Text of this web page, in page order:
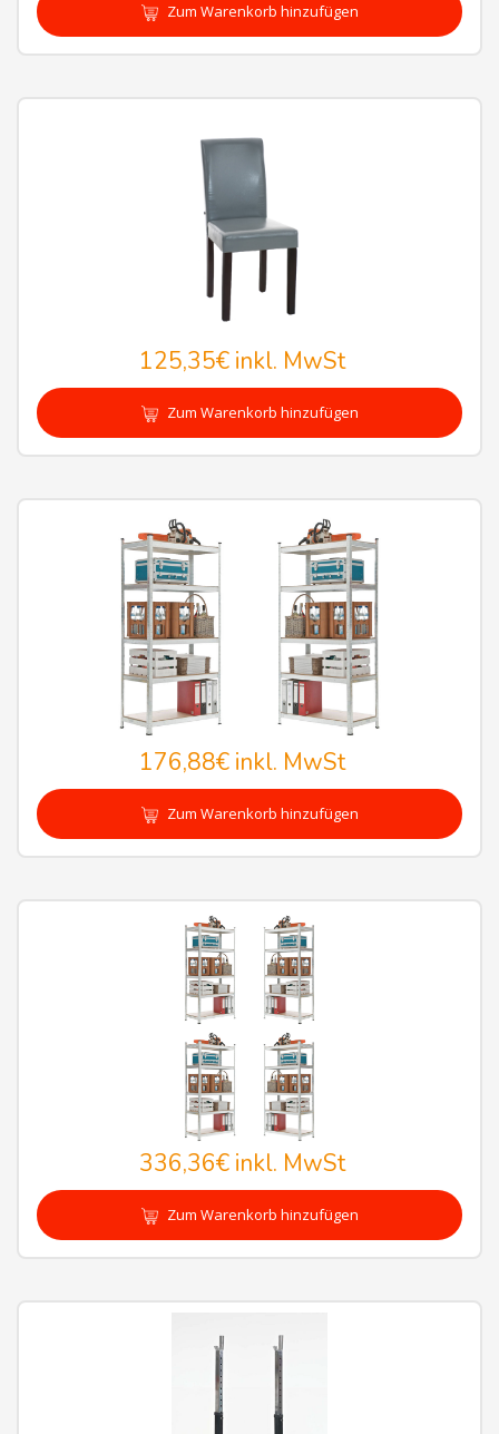
Zum Warenkorb hinzufügen
125,35€inkl. MwSt
Zum Warenkorb hinzufügen
176,88€inkl. MwSt
Zum Warenkorb hinzufügen
336,36€inkl. MwSt
Zum Warenkorb hinzufügen